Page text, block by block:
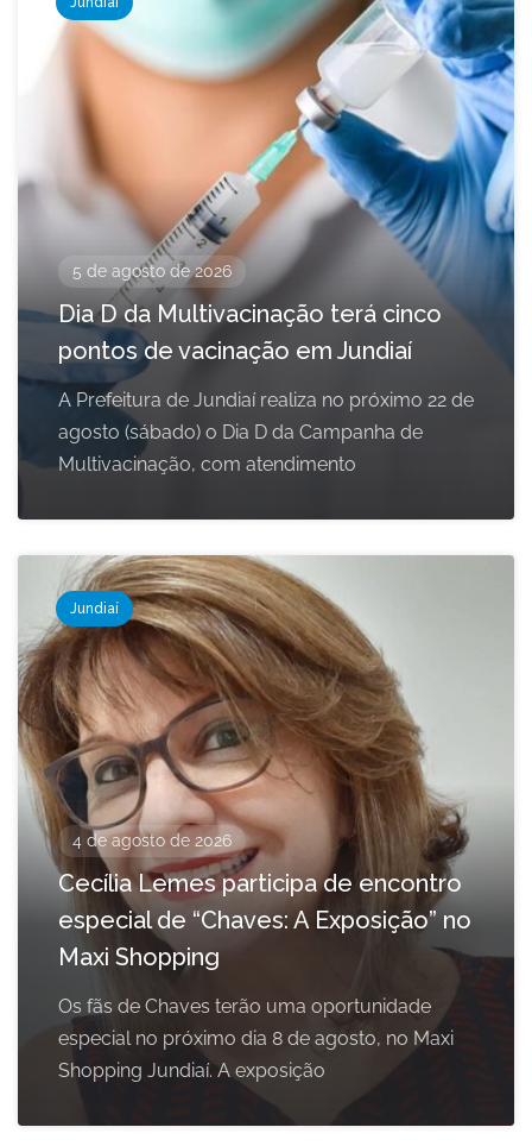
5 de agosto de 2026
Dia D da Multivacinação terá cinco
pontos de vacinação em Jundiaí
A Prefeitura de Jundiaí realiza no próximo 22 de
agosto (sábado) o Dia D da Campanha de
Multivacinação, com atendimento
Jundiaí
4 de agosto de 2026
Cecília Lemes participa de encontro
especial de “Chaves: A Exposição” no
Maxi Shopping
Os fãs de Chaves terão uma oportunidade
especial no próximo dia 8 de agosto, no Maxi
Shopping Jundiaí. A exposição